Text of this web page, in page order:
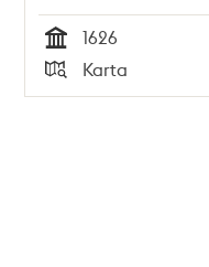
Tid
1626
Typ
Karta